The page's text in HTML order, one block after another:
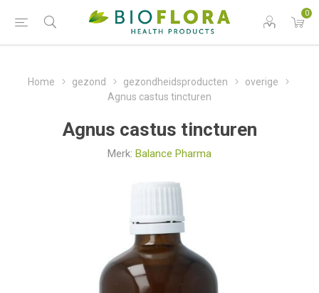
0
Home gezond gezondheidsproducten
overige
Agnus castus tincturen
Agnus castus tincturen
Merk: Balance Pharma